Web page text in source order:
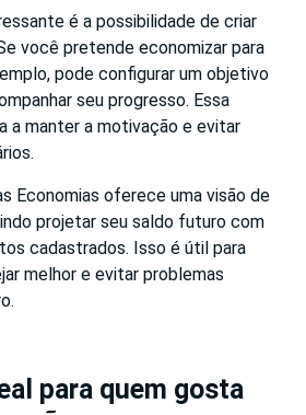
é a possibilidade de criar
você pretende economizar para
pode configurar um objetivo
seu progresso. Essa
a manter a motivação e evitar
Economias oferece uma visão de
projetar seu saldo futuro com
cadastrados. Isso é útil para
melhor e evitar problemas
para quem gosta